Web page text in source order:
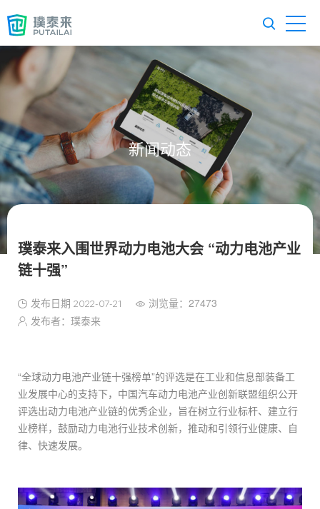
新闻动态
璞泰来入围世界动力电池大会 “动力电池产业
链十强”
发布日期 2022-07-21
浏览量：27473
发布者：璞泰来
“全球动力电池产业链十强榜单”的评选是在工业和信息部装备工
业发展中心的支持下，中国汽车动力电池产业创新联盟组织公开
评选出动力电池产业链的优秀企业，旨在树立行业标杆、建立行
业榜样，鼓励动力电池行业技术创新，推动和引领行业健康、自
律、快速发展。